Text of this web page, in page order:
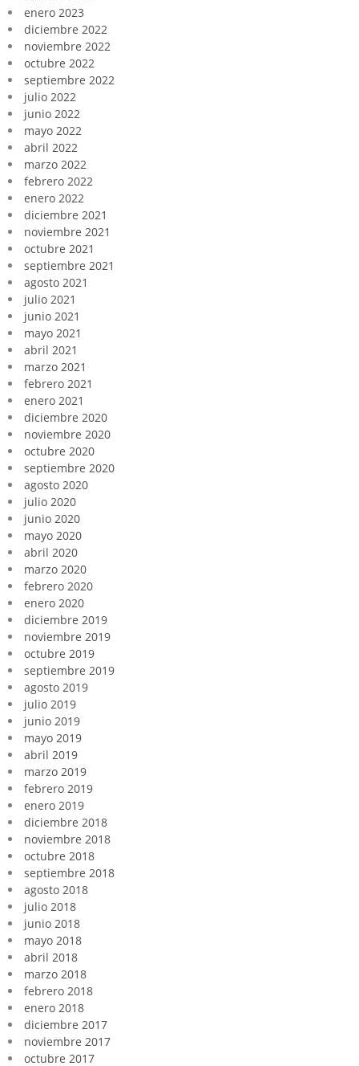
enero 2023
diciembre 2022
noviembre 2022
octubre 2022
septiembre 2022
julio 2022
junio 2022
mayo 2022
abril 2022
marzo 2022
febrero 2022
enero 2022
diciembre 2021
noviembre 2021
octubre 2021
septiembre 2021
agosto 2021
julio 2021
junio 2021
mayo 2021
abril 2021
marzo 2021
febrero 2021
enero 2021
diciembre 2020
noviembre 2020
octubre 2020
septiembre 2020
agosto 2020
julio 2020
junio 2020
mayo 2020
abril 2020
marzo 2020
febrero 2020
enero 2020
diciembre 2019
noviembre 2019
octubre 2019
septiembre 2019
agosto 2019
julio 2019
junio 2019
mayo 2019
abril 2019
marzo 2019
febrero 2019
enero 2019
diciembre 2018
noviembre 2018
octubre 2018
septiembre 2018
agosto 2018
julio 2018
junio 2018
mayo 2018
abril 2018
marzo 2018
febrero 2018
enero 2018
diciembre 2017
noviembre 2017
octubre 2017